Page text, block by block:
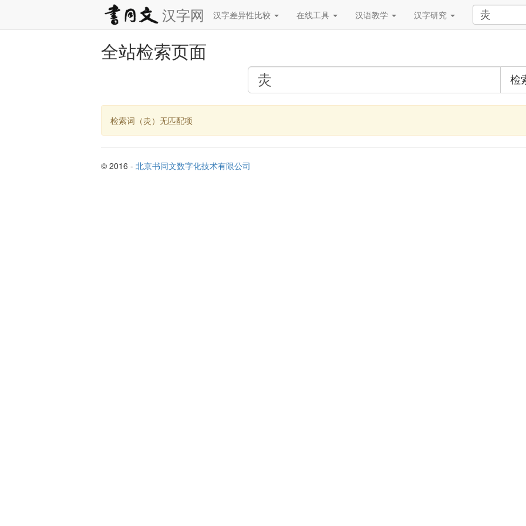
汉字网 汉字差异性比较 在线工具 汉语教学 汉字研究
全站检索页面
检
检索词（灻）无匹配项
© 2016 - 北京书同文数字化技术有限公司